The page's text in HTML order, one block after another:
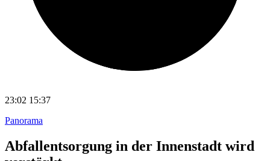
23:02 15:37
Panorama
Abfallentsorgung in der Innenstadt wird